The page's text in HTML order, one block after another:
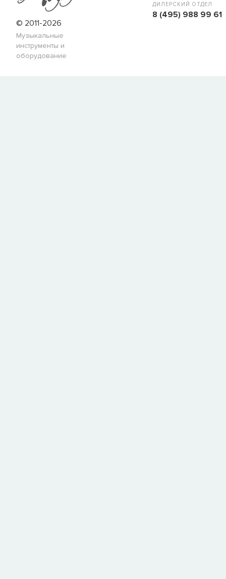
Имя
E-mail
© 2011-2026
Музыкальные
инструменты и
оборудование
ДИЛЕРСКИЙ ОТДЕЛ
8 (495) 988 99 61